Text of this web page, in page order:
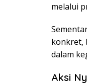
melalui
konkret,
dalam
Aksi